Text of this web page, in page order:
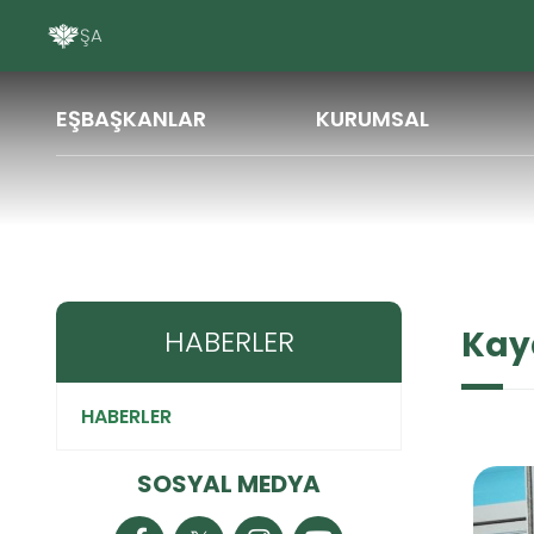
ŞAREDARIYA PEY
EŞBAŞKANLAR KURUMSAL
HABERLER
HABERLER
SOSYAL MEDYA